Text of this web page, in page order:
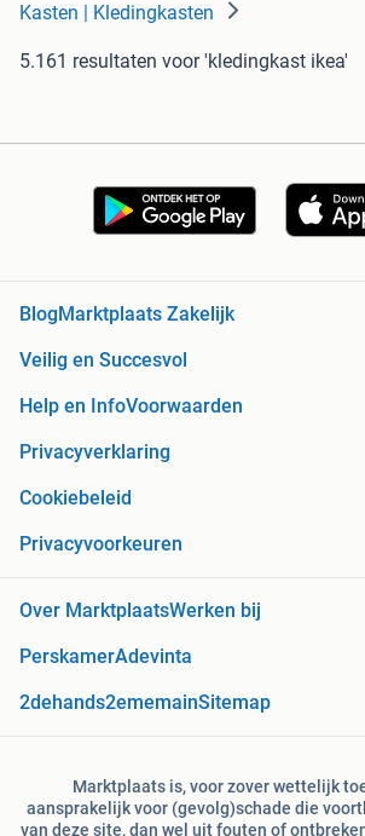
Kasten | Kledingkasten
5.161 resultaten voor 'kledingkast ikea'
BlogMarktplaats Zakelijk
Veilig en Succesvol
Help en InfoVoorwaarden
Privacyverklaring
Cookiebeleid
Privacyvoorkeuren
Over MarktplaatsWerken bij
PerskamerAdevinta
2dehands2ememainSitemap
Marktplaats is, voor zover wettelijk
aansprakelijk voor (gevolg)schade die
van deze site, dan wel uit fouten of